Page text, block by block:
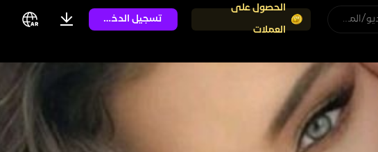
البحث عن البث المباشر/الفيديو/المستخدم
الحصول على
العملات
تسجيل الدخول